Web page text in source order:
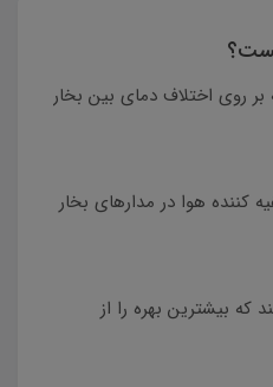
روی اختلاف دمای بین بخار
کننده هوا در مدارهای بخار
که بیشترین بهره را از